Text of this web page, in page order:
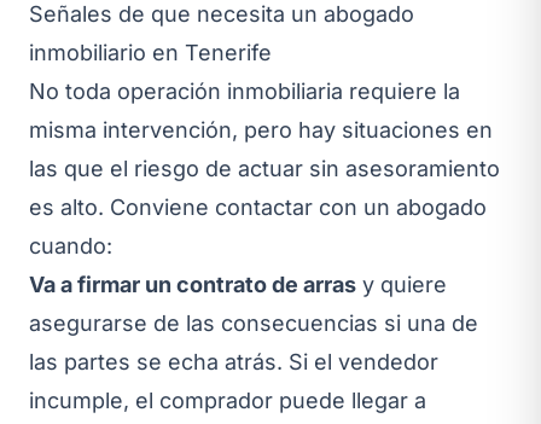
Señales de que necesita un abogado
inmobiliario en Tenerife
No toda operación inmobiliaria requiere la
misma intervención, pero hay situaciones en
las que el riesgo de actuar sin asesoramiento
es alto. Conviene contactar con un abogado
cuando:
Va a firmar un contrato de arras y quiere
asegurarse de las consecuencias si una de
las partes se echa atrás. Si el vendedor
incumple, el comprador puede llegar a